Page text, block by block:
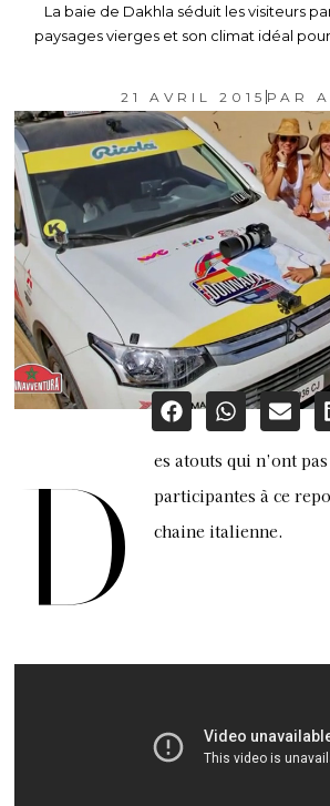
La baie de Dakhla séduit les visiteurs
paysages vierges et son climat idéal
21 AVRIL 2015 PAR
D
es atouts qui n’ont
participantes à ce
chaine italienne.